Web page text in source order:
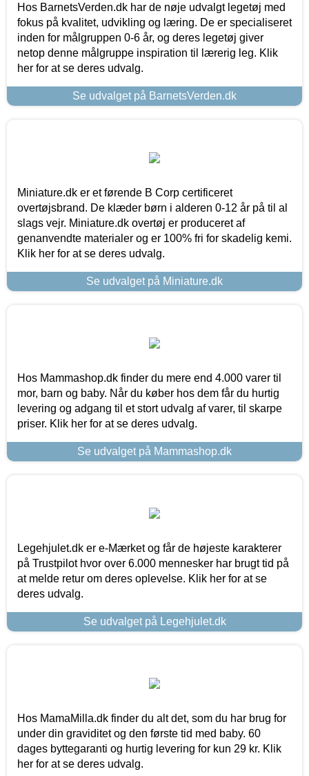
Hos BarnetsVerden.dk har de nøje udvalgt legetøj med
fokus på kvalitet, udvikling og læring. De er specialiseret
inden for målgruppen 0-6 år, og deres legetøj giver
netop denne målgruppe inspiration til lærerig leg. Klik
her for at se deres udvalg.
Se udvalget på BarnetsVerden.dk
Miniature.dk er et førende B Corp certificeret
overtøjsbrand. De klæder børn i alderen 0-12 år på til al
slags vejr. Miniature.dk overtøj er produceret af
genanvendte materialer og er 100% fri for skadelig kemi.
Klik her for at se deres udvalg.
Se udvalget på Miniature.dk
Hos Mammashop.dk finder du mere end 4.000 varer til
mor, barn og baby. Når du køber hos dem får du hurtig
levering og adgang til et stort udvalg af varer, til skarpe
priser. Klik her for at se deres udvalg.
Se udvalget på Mammashop.dk
Legehjulet.dk er e-Mærket og får de højeste karakterer
på Trustpilot hvor over 6.000 mennesker har brugt tid på
at melde retur om deres oplevelse. Klik her for at se
deres udvalg.
Se udvalget på Legehjulet.dk
Hos MamaMilla.dk finder du alt det, som du har brug for
under din graviditet og den første tid med baby. 60
dages byttegaranti og hurtig levering for kun 29 kr. Klik
her for at se deres udvalg.